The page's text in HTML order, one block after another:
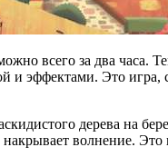
всего за два часа.
эффектами. Это игра,
дерева на
волнение.